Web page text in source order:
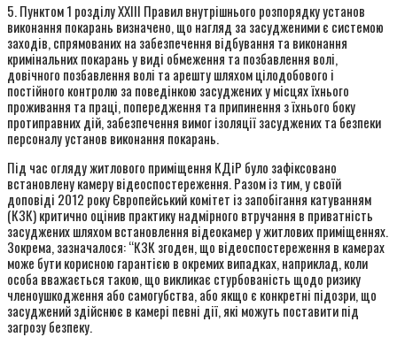
5. Пунктом 1 розділу XXIII Правил внутрішнього розпорядку установ
виконання покарань визначено, що нагляд за засудженими є системою
заходів, спрямованих на забезпечення відбування та виконання
кримінальних покарань у виді обмеження та позбавлення волі,
довічного позбавлення волі та арешту шляхом цілодобового і
постійного контролю за поведінкою засуджених у місцях їхнього
проживання та праці, попередження та припинення з їхнього боку
протиправних дій, забезпечення вимог ізоляції засуджених та безпеки
персоналу установ виконання покарань.
Під час огляду житлового приміщення КДіР було зафіксовано
встановлену камеру відеоспостереження. Разом із тим, у своїй
доповіді 2012 року Європейський комітет із запобігання катуванням
(КЗК) критично оцінив практику надмірного втручання в приватність
засуджених шляхом встановлення відеокамер у житлових приміщеннях.
Зокрема, зазначалося: “КЗК згоден, що відеоспостереження в камерах
може бути корисною гарантією в окремих випадках, наприклад, коли
особа вважається такою, що викликає стурбованість щодо ризику
членоушкодження або самогубства, або якщо є конкретні підозри, що
засуджений здійснює в камері певні дії, які можуть поставити під
загрозу безпеку.